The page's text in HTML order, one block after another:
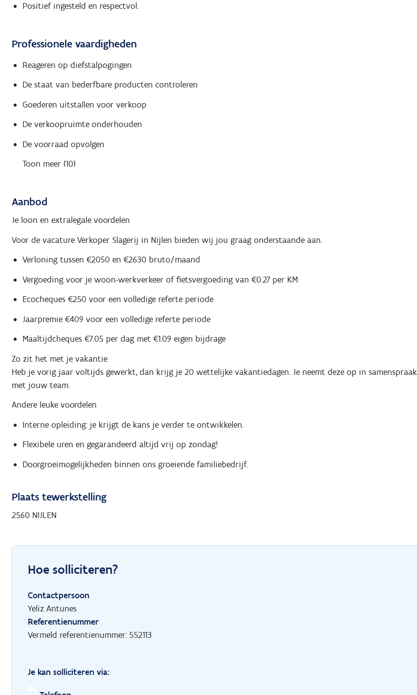
Positief ingesteld en respectvol.
Professionele vaardigheden
Reageren op diefstalpogingen
De staat van bederfbare producten controleren
Goederen uitstallen voor verkoop
De verkoopruimte onderhouden
De voorraad opvolgen
Toon meer (10)
Aanbod
Je loon en extralegale voordelen
Voor de vacature Verkoper Slagerij in Nijlen bieden wij jou graag onderstaande aan.
Verloning tussen €2050 en €2630 bruto/maand
Vergoeding voor je woon-werkverkeer of fietsvergoeding van €0.27 per KM
Ecocheques €250 voor een volledige referte periode
Jaarpremie €409 voor een volledige referte periode
Maaltijdcheques €7.05 per dag met €1.09 eigen bijdrage
Zo zit het met je vakantie
Heb je vorig jaar voltijds gewerkt, dan krijg je 20 wettelijke vakantiedagen. Je neemt deze op in samenspraak
met jouw team.
Andere leuke voordelen
Interne opleiding: je krijgt de kans je verder te ontwikkelen.
Flexibele uren en gegarandeerd altijd vrij op zondag!
Doorgroeimogelijkheden binnen ons groeiende familiebedrijf.
Plaats tewerkstelling
2560 NIJLEN
Hoe solliciteren?
Contactpersoon
Yeliz Antunes
Referentienummer
Vermeld referentienummer: 552113
Je kan solliciteren via: